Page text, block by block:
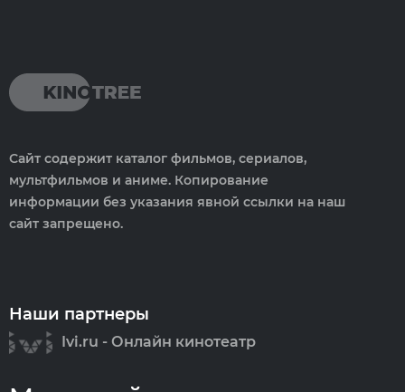
Сайт содержит каталог фильмов, сериалов,
мультфильмов и аниме. Копирование
информации без указания явной ссылки на наш
сайт запрещено.
Наши партнеры
Ivi.ru - Онлайн кинотеатр